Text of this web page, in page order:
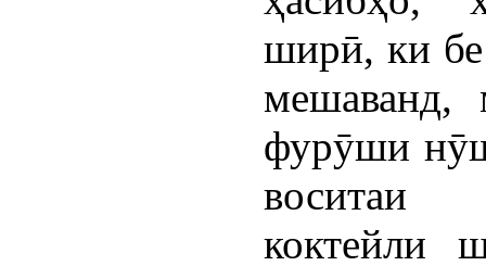
ширӣ, ки
мешаванд,
фурӯши
воситаи
коктейли